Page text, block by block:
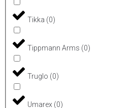
Tikka (0)
Tippmann Arms (0)
Truglo (0)
Umarex (0)